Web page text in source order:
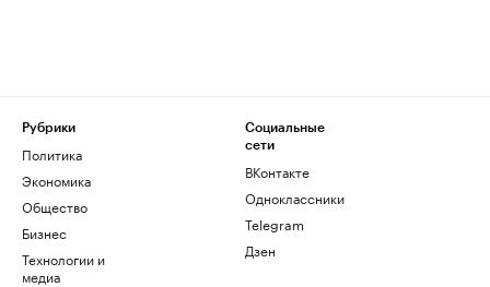
Рубрики
Политика
Экономика
Общество
Бизнес
Технологии и
медиа
Социальные
сети
ВКонтакте
Одноклассники
Telegram
Дзен